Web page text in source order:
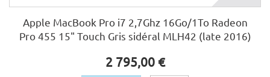
Apple MacBook Pro i7 2,7Ghz 16Go/1To Radeon
Pro 455 15" Touch Gris sidéral MLH42 (late 2016)
2 795,00 €